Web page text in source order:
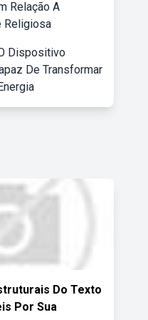
Relação A
Religiosa
Dispositivo
De Transformar
Do Texto
Por Sua